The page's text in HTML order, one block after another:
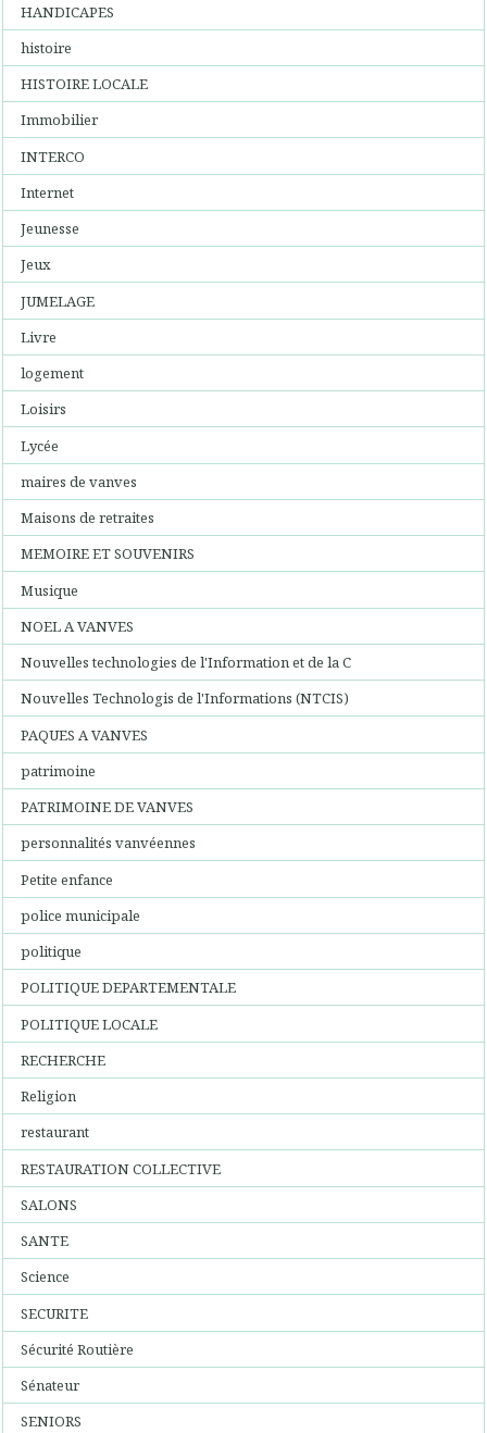
HANDICAPES
histoire
HISTOIRE LOCALE
Immobilier
INTERCO
Internet
Jeunesse
Jeux
JUMELAGE
Livre
logement
Loisirs
Lycée
maires de vanves
Maisons de retraites
MEMOIRE ET SOUVENIRS
Musique
NOEL A VANVES
Nouvelles technologies de l'Information et de la C
Nouvelles Technologis de l'Informations (NTCIS)
PAQUES A VANVES
patrimoine
PATRIMOINE DE VANVES
personnalités vanvéennes
Petite enfance
police municipale
politique
POLITIQUE DEPARTEMENTALE
POLITIQUE LOCALE
RECHERCHE
Religion
restaurant
RESTAURATION COLLECTIVE
SALONS
SANTE
Science
SECURITE
Sécurité Routière
Sénateur
SENIORS